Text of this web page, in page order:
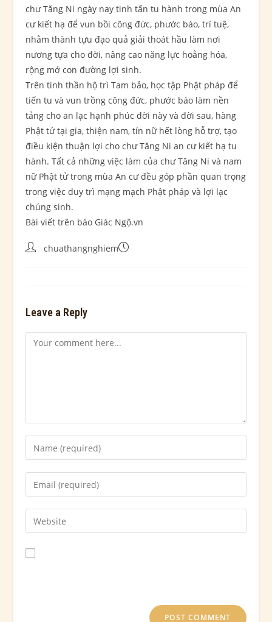
chư Tăng Ni ngày nay tinh tấn tu hành trong mùa An
cư kiết hạ để vun bồi công đức, phước báo, trí tuệ,
nhằm thành tựu đạo quả giải thoát hầu làm nơi
nương tựa cho đời, nâng cao năng lực hoằng hóa,
rộng mở con đường lợi sinh.
Trên tinh thần hộ trì Tam bảo, học tập Phật pháp để
tiến tu và vun trồng công đức, phước báo làm nền
tảng cho an lạc hạnh phúc đời này và đời sau, hàng
Phật tử tại gia, thiện nam, tín nữ hết lòng hỗ trợ, tạo
điều kiện thuận lợi cho chư Tăng Ni an cư kiết hạ tu
hành. Tất cả những việc làm của chư Tăng Ni và nam
nữ Phật tử trong mùa An cư đều góp phần quan trọng
trong việc duy trì mạng mạch Phật pháp và lợi lạc
chúng sinh.
Bài viết trên báo Giác Ngộ.vn
chuathangnghiem
Leave a Reply